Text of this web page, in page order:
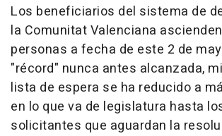
Los beneficiarios del sistema de
la Comunitat Valenciana
personas a fecha de este 2 de
"récord" nunca antes alcanzada,
lista de espera se ha reducido a
en lo que va de legislatura hasta
solicitantes que aguardan la